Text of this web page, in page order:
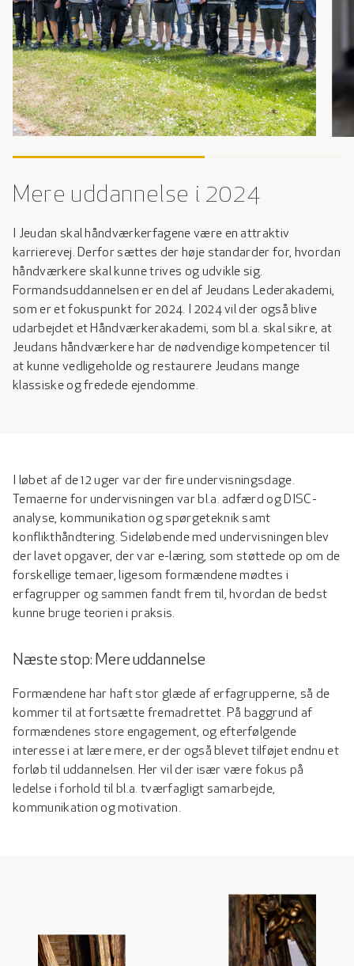
Mere uddannelse i 2024
I Jeudan skal håndværkerfagene være en attraktiv
karrierevej. Derfor sættes der høje standarder for, hvordan
håndværkere skal kunne trives og udvikle sig.
Formandsuddannelsen er en del af Jeudans Lederakademi,
som er et fokuspunkt for 2024. I 2024 vil der også blive
udarbejdet et Håndværkerakademi, som bl.a. skal sikre, at
Jeudans håndværkere har de nødvendige kompetencer til
at kunne vedligeholde og restaurere Jeudans mange
klassiske og fredede ejendomme.
I løbet af de 12 uger var der fire undervisningsdage.
Temaerne for undervisningen var bl.a. adfærd og DISC-
analyse, kommunikation og spørgeteknik samt
konflikthåndtering. Sideløbende med undervisningen blev
der lavet opgaver, der var e-læring, som støttede op om de
forskellige temaer, ligesom formændene mødtes i
erfagrupper og sammen fandt frem til, hvordan de bedst
kunne bruge teorien i praksis.
Næste stop: Mere uddannelse
Formændene har haft stor glæde af erfagrupperne, så de
kommer til at fortsætte fremadrettet. På baggrund af
formændenes store engagement, og efterfølgende
interesse i at lære mere, er der også blevet tilføjet endnu et
forløb til uddannelsen. Her vil der især være fokus på
ledelse i forhold til bl.a. tværfagligt samarbejde,
kommunikation og motivation.